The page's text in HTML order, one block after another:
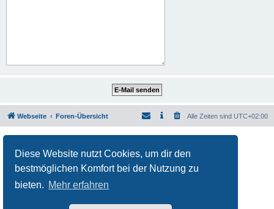
Diese Website nutzt Cookies, um dir den
bestmöglichen Komfort bei der Nutzung zu
bieten. Mehr erfahren
Webseite Foren-Übersicht Alle Zeiten sind UTC+02:00
Deutsche Übersetzung durchphpBB.de
Nutzungsbedingungen